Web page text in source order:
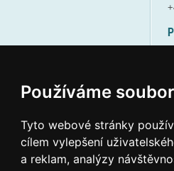
Používáme
Tyto webové stránky
cílem vylepšení
a reklam, analýzy